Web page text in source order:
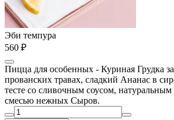
Эби темпура
560 ₽
Пицца для особенных - Куриная Грудка
прованских травах, сладкий Ананас в
тесте со сливочным соусом,
смесью нежных Сыров.